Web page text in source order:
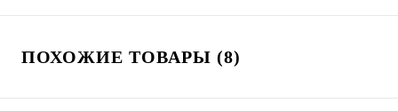
ПОХОЖИЕ ТОВАРЫ (8)